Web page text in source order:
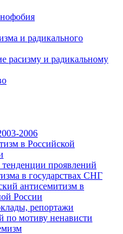
и радикального
расизму и радикальному
2006
в Российской
проявлений
в государствах СНГ
антисемитизм в
России
репортажи
по мотиву ненависти